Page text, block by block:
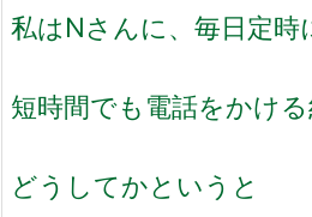
私はNさんに、毎日定時
短時間でも電話をかける
どうしてかというと